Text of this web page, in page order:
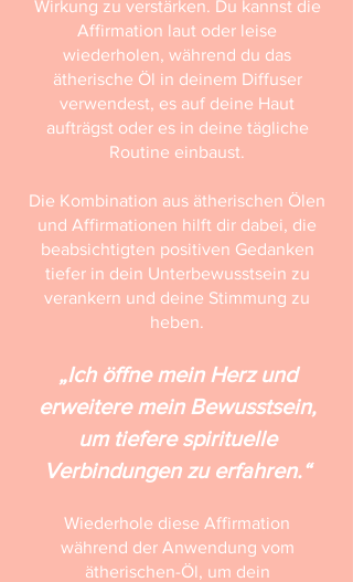
Wirkung zu verstärken. Du kannst die
Affirmation laut oder leise
wiederholen, während du das
ätherische Öl in deinem Diffuser
verwendest, es auf deine Haut
aufträgst oder es in deine tägliche
Routine einbaust.
Die Kombination aus ätherischen Ölen
und Affirmationen hilft dir dabei, die
beabsichtigten positiven Gedanken
tiefer in dein Unterbewusstsein zu
verankern und deine Stimmung zu
heben.
„Ich öffne mein Herz und
erweitere mein Bewusstsein,
um tiefere spirituelle
Verbindungen zu erfahren.“
Wiederhole diese Affirmation
während der Anwendung vom
ätherischen-Öl, um dein